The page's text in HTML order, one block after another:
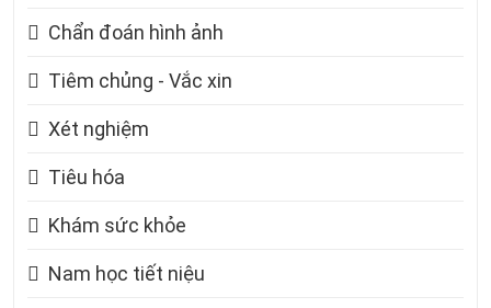
Chẩn đoán hình ảnh
Tiêm chủng - Vắc xin
Xét nghiệm
Tiêu hóa
Khám sức khỏe
Nam học tiết niệu